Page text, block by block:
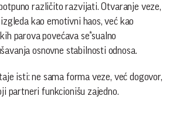
različito razvijati. Otvaranje veze,
kao emotivni haos, već kao
parova povećava se*sualno
osnovne stabilnosti odnosa.
isti: ne sama forma veze, već dogovor,
partneri funkcionišu zajedno.